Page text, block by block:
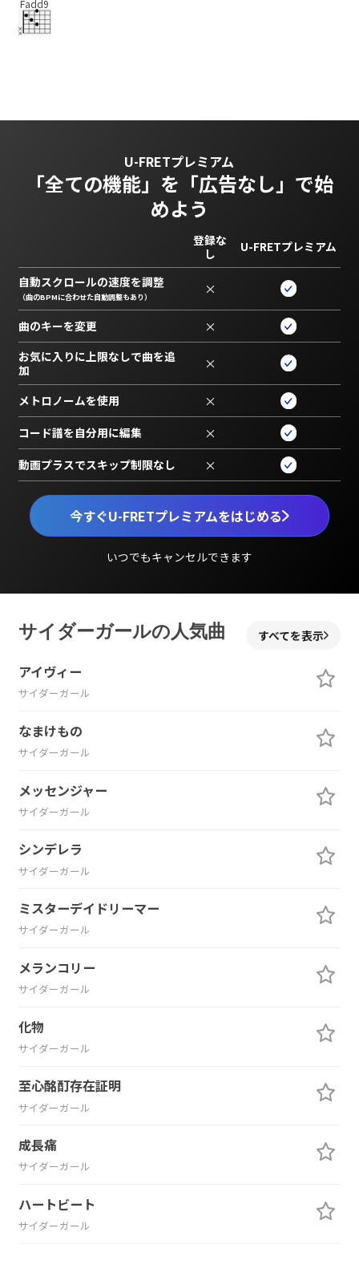
Fadd9
U-FRETプレミアム
「全ての機能」を 「広告なし」で始
めよう
今すぐU-FRETプレミアムをはじめる
いつでもキャンセルできます
登録な
し
U-FRETプレミアム
自動スクロールの速度を調整
（曲のBPMに合わせた自動調整もあり） ×
曲のキーを変更 ×
お気に入りに上限なしで曲を追
加
×
メトロノームを使用 ×
コード譜を自分用に編集 ×
動画プラスでスキップ制限なし ×
サイダーガールの人気曲 すべてを表示
アイヴィー
サイダーガール
なまけもの
サイダーガール
メッセンジャー
サイダーガール
シンデレラ
サイダーガール
ミスターデイドリーマー
サイダーガール
メランコリー
サイダーガール
化物
サイダーガール
至心酩酊存在証明
サイダーガール
成長痛
サイダーガール
ハートビート
サイダーガール